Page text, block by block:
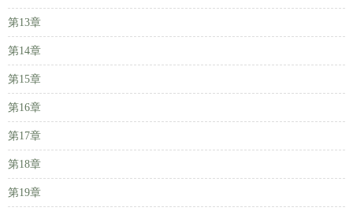
第13章
第14章
第15章
第16章
第17章
第18章
第19章